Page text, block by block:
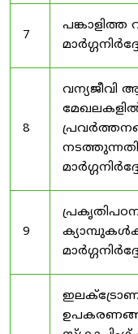
7
പങ്കാളിത്ത
8
വന്യജീവി
9